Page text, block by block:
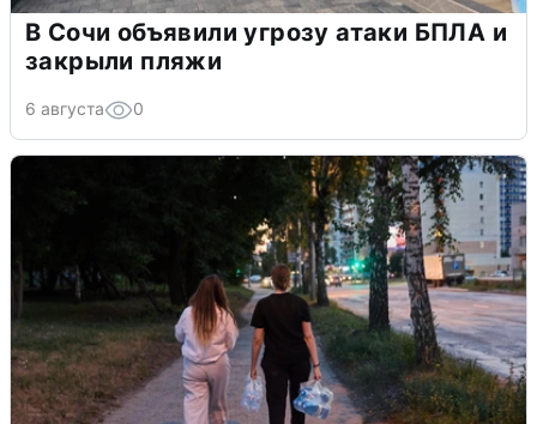
В Сочи объявили угрозу атаки БПЛА и
закрыли пляжи
6 августа 0